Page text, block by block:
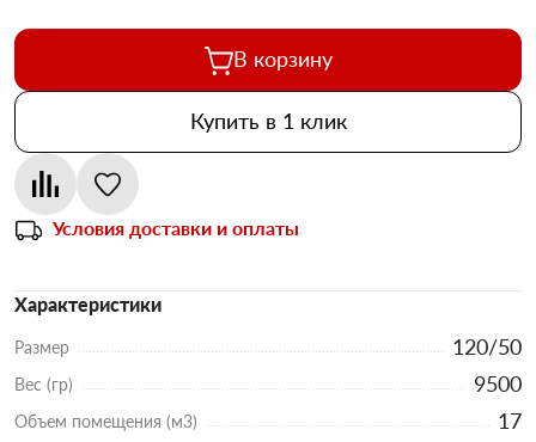
В корзину
Купить в 1 клик
Условия доставки и оплаты
Характеристики
Размер 120/50
Вес (гр) 9500
Объем помещения (м3) 17